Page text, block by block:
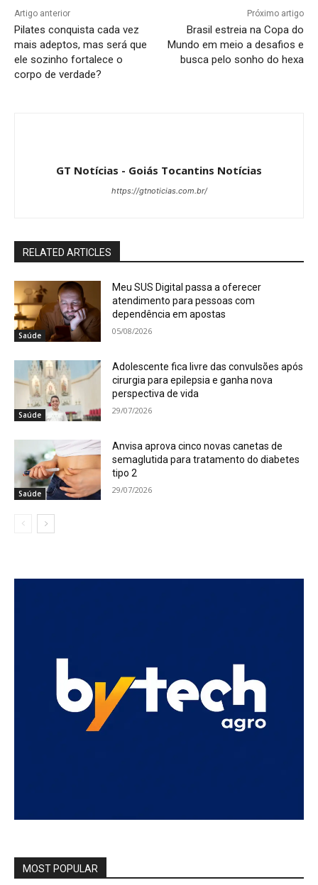
Artigo anterior
Pilates conquista cada vez
mais adeptos, mas será que
ele sozinho fortalece o
corpo de verdade?
Próximo artigo
Brasil estreia na Copa do
Mundo em meio a desafios e
busca pelo sonho do hexa
GT Notícias - Goiás Tocantins Notícias
https://gtnoticias.com.br/
RELATED ARTICLES
Saúde
Meu SUS Digital passa a oferecer
atendimento para pessoas com
dependência em apostas
05/08/2026
Saúde
Adolescente fica livre das convulsões após
cirurgia para epilepsia e ganha nova
perspectiva de vida
29/07/2026
Saúde
Anvisa aprova cinco novas canetas de
semaglutida para tratamento do diabetes
tipo 2
29/07/2026
MOST POPULAR